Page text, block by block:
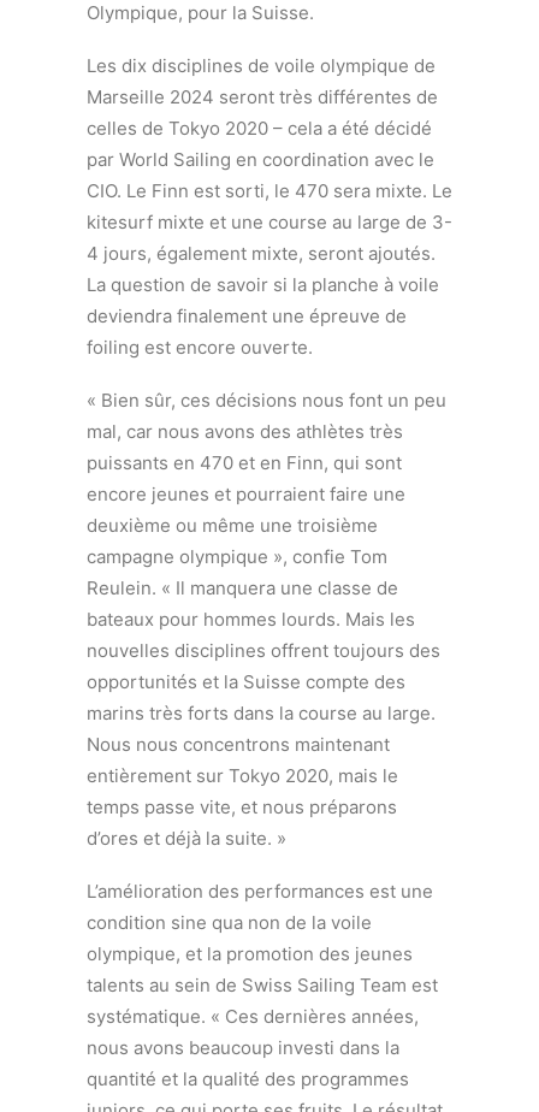
Olympique, pour la Suisse.
Les dix disciplines de voile olympique de
Marseille 2024 seront très différentes de
celles de Tokyo 2020 – cela a été décidé
par World Sailing en coordination avec le
CIO. Le Finn est sorti, le 470 sera mixte. Le
kitesurf mixte et une course au large de 3-
4 jours, également mixte, seront ajoutés.
La question de savoir si la planche à voile
deviendra finalement une épreuve de
foiling est encore ouverte.
« Bien sûr, ces décisions nous font un peu
mal, car nous avons des athlètes très
puissants en 470 et en Finn, qui sont
encore jeunes et pourraient faire une
deuxième ou même une troisième
campagne olympique », confie Tom
Reulein. « Il manquera une classe de
bateaux pour hommes lourds. Mais les
nouvelles disciplines offrent toujours des
opportunités et la Suisse compte des
marins très forts dans la course au large.
Nous nous concentrons maintenant
entièrement sur Tokyo 2020, mais le
temps passe vite, et nous préparons
d’ores et déjà la suite. »
L’amélioration des performances est une
condition sine qua non de la voile
olympique, et la promotion des jeunes
talents au sein de Swiss Sailing Team est
systématique. « Ces dernières années,
nous avons beaucoup investi dans la
quantité et la qualité des programmes